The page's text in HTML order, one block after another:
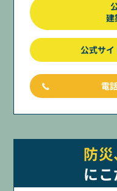
建
公式サ
電
防
に